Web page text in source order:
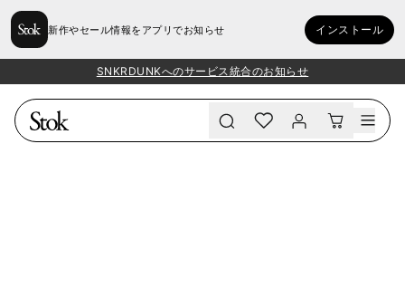
新作やセール情報をアプリでお知らせ インストール
SNKRDUNKへのサービス統合のお知らせ